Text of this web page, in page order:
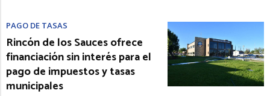
PAGO DE TASAS
Rincón de los Sauces ofrece
financiación sin interés para el
pago de impuestos y tasas
municipales